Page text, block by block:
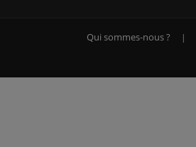
Qui sommes-nous ?